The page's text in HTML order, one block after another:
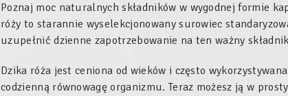
Poznaj moc naturalnych składników w wygodnej formie
róży to starannie wyselekcjonowany surowiec
uzupełnić dzienne zapotrzebowanie na ten ważny
Dzika róża jest ceniona od wieków i często
codzienną równowagę organizmu. Teraz możesz ją w